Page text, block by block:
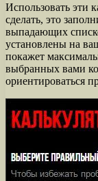
Использовать эти
сделать, это
выпадающих
установлены на
покажет
выбранных вами
ориентироваться